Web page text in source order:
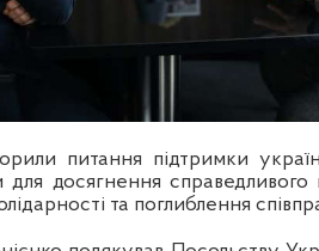
питання підтримки
для досягнення справедливого
та поглиблення